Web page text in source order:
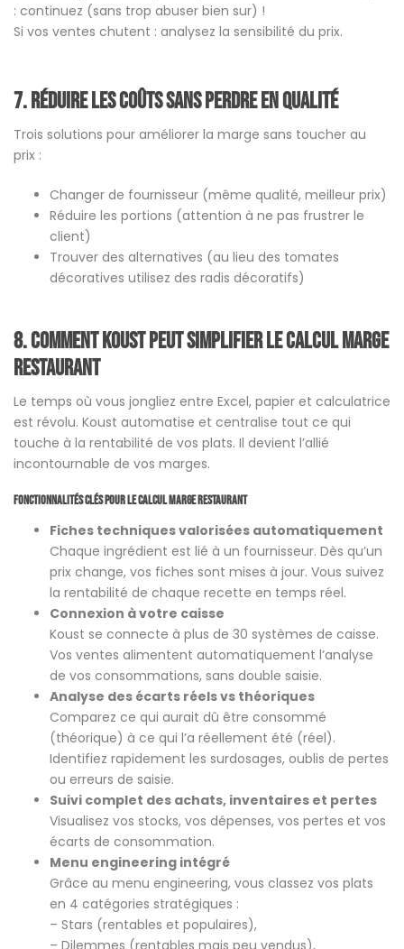
: continuez (sans trop abuser bien sur) !
Si vos ventes chutent : analysez la sensibilité du prix.
7.Réduire les coûts sans perdre en qualité
Trois solutions pour améliorer la marge sans toucher au
prix :
Changer de fournisseur (même qualité, meilleur prix)
Réduire les portions (attention à ne pas frustrer le
client)
Trouver des alternatives (au lieu des tomates
décoratives utilisez des radis décoratifs)
8.CommentKoustpeut simplifier le calcul marge
restaurant
Le temps où vous jongliez entre Excel, papier et calculatrice
est révolu. Koust automatise et centralise tout ce qui
touche à la rentabilité de vos plats. Il devient l’allié
incontournable de vos marges.
Fonctionnalités clés pour le calcul marge restaurant
Fiches techniques valorisées automatiquement
Chaque ingrédient est lié à un fournisseur. Dès qu’un
prix change, vos fiches sont mises à jour. Vous suivez
la rentabilité de chaque recette en temps réel.
Connexion à votre caisse
Koust se connecte à plus de 30 systèmes de caisse.
Vos ventes alimentent automatiquement l’analyse
de vos consommations, sans double saisie.
Analyse des écarts réels vs théoriques
Comparez ce qui aurait dû être consommé
(théorique) à ce qui l’a réellement été (réel).
Identifiez rapidement les surdosages, oublis de pertes
ou erreurs de saisie.
Suivi complet des achats, inventaires et pertes
Visualisez vos stocks, vos dépenses, vos pertes et vos
écarts de consommation.
Menu engineering intégré
Grâce au menu engineering, vous classez vos plats
en 4 catégories stratégiques :
– Stars (rentables et populaires),
– Dilemmes (rentables mais peu vendus),